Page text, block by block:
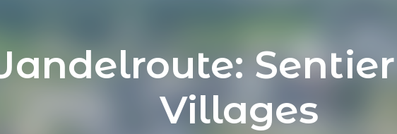
Villages